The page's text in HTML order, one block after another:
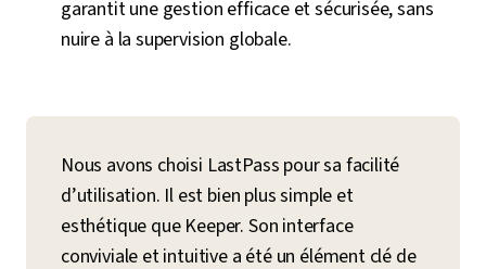
garantit une gestion efficace et sécurisée, sans
nuire à la supervision globale.
Nous avons choisi LastPass pour sa facilité
d’utilisation. Il est bien plus simple et
esthétique que Keeper. Son interface
conviviale et intuitive a été un élément clé de